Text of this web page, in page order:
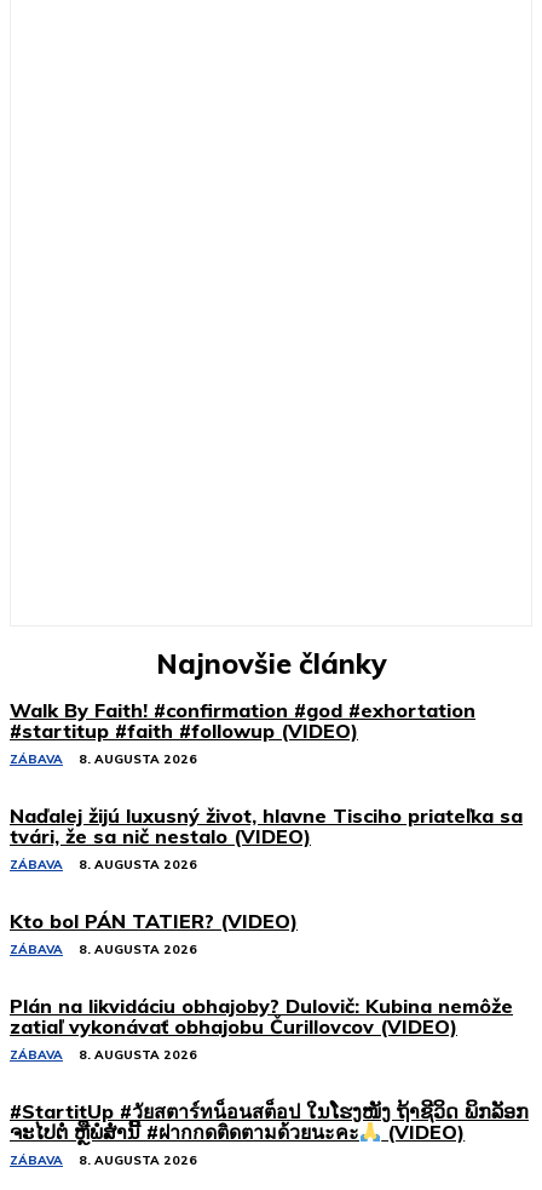
Najnovšie články
Walk By Faith! #confirmation #god #exhortation
#startitup #faith #followup (VIDEO)
ZÁBAVA 8. AUGUSTA 2026
Naďalej žijú luxusný život, hlavne Tisciho priateľka sa
tvári, že sa nič nestalo (VIDEO)
ZÁBAVA 8. AUGUSTA 2026
Kto bol PÁN TATIER? (VIDEO)
ZÁBAVA 8. AUGUSTA 2026
Plán na likvidáciu obhajoby? Dulovič: Kubina nemôže
zatiaľ vykonávať obhajobu Čurillovcov (VIDEO)
ZÁBAVA 8. AUGUSTA 2026
#StartitUp #วัยสตาร์ทน็อนสต็อป ໃນໂຮງໜັງ ຖ້າຊີວິດ ພິກລັອກ
ຈະໄປຕໍ່ ຫຼືພໍສໍ່ານີ້ #ฝากกดติดตามด้วยนะคะ
(VIDEO)
ZÁBAVA 8. AUGUSTA 2026